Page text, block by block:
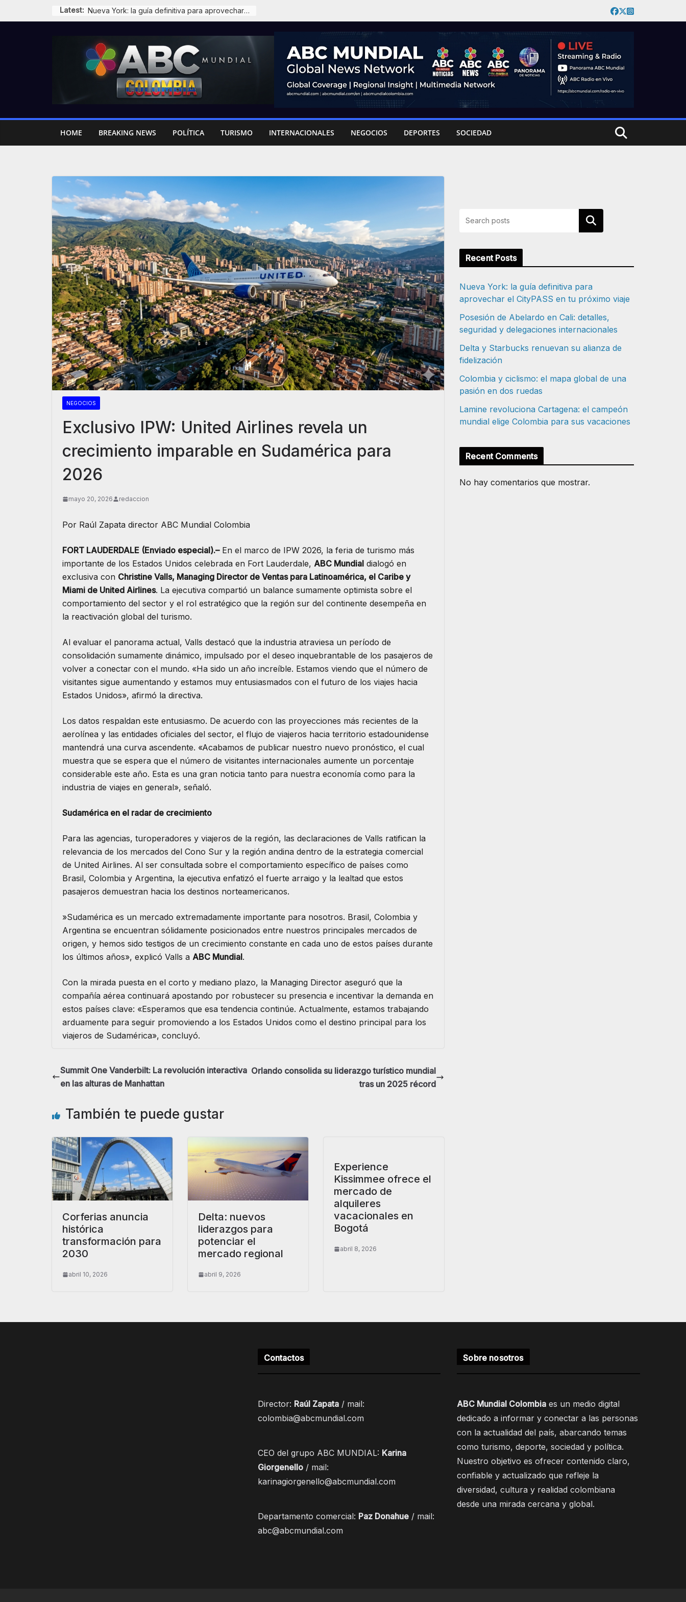
to
Latest: Posesión de Abelardo en Cali: detalles, seguridad y delegaciones internacionales
HOME BREAKING NEWS POLÍTICA TURISMO INTERNACIONALES NEGOCIOS DEPORTES SOCIEDAD
NEGOCIOS
Exclusivo IPW: United Airlines revela un
crecimiento imparable en Sudamérica para
2026
mayo 20, 2026 redaccion
Por Raúl Zapata director ABC Mundial Colombia
FORT LAUDERDALE (Enviado especial).–En el marco de IPW 2026, la feria de turismo más
importante de los Estados Unidos celebrada en Fort Lauderdale, ABC Mundial dialogó en
exclusiva con Christine Valls, Managing Director de Ventas para Latinoamérica, el Caribe y
Miami de United Airlines. La ejecutiva compartió un balance sumamente optimista sobre el
comportamiento del sector y el rol estratégico que la región sur del continente desempeña en
la reactivación global del turismo.
​Al evaluar el panorama actual, Valls destacó que la industria atraviesa un período de
consolidación sumamente dinámico, impulsado por el deseo inquebrantable de los pasajeros de
volver a conectar con el mundo. «Ha sido un año increíble. Estamos viendo que el número de
visitantes sigue aumentando y estamos muy entusiasmados con el futuro de los viajes hacia
Estados Unidos», afirmó la directiva.
​Los datos respaldan este entusiasmo. De acuerdo con las proyecciones más recientes de la
aerolínea y las entidades oficiales del sector, el flujo de viajeros hacia territorio estadounidense
mantendrá una curva ascendente. «Acabamos de publicar nuestro nuevo pronóstico, el cual
muestra que se espera que el número de visitantes internacionales aumente un porcentaje
considerable este año. Esta es una gran noticia tanto para nuestra economía como para la
industria de viajes en general», señaló.
Sudamérica en el radar de crecimiento
​Para las agencias, turoperadores y viajeros de la región, las declaraciones de Valls ratifican la
relevancia de los mercados del Cono Sur y la región andina dentro de la estrategia comercial
de United Airlines. Al ser consultada sobre el comportamiento específico de países como
Brasil, Colombia y Argentina, la ejecutiva enfatizó el fuerte arraigo y la lealtad que estos
pasajeros demuestran hacia los destinos norteamericanos.
​»Sudamérica es un mercado extremadamente importante para nosotros. Brasil, Colombia y
Argentina se encuentran sólidamente posicionados entre nuestros principales mercados de
origen, y hemos sido testigos de un crecimiento constante en cada uno de estos países durante
los últimos años», explicó Valls a ABC Mundial.
​Con la mirada puesta en el corto y mediano plazo, la Managing Director aseguró que la
compañía aérea continuará apostando por robustecer su presencia e incentivar la demanda en
estos países clave: «Esperamos que esa tendencia continúe. Actualmente, estamos trabajando
arduamente para seguir promoviendo a los Estados Unidos como el destino principal para los
viajeros de Sudamérica», concluyó.
Summit One Vanderbilt: La revolución interactiva
en las alturas de Manhattan
Orlando consolida su liderazgo turístico mundial
tras un 2025 récord
También te puede gustar
Corferias anuncia
histórica
transformación para
2030
abril 10, 2026
Delta: nuevos
liderazgos para
potenciar el
mercado regional
abril 9, 2026
Experience
Kissimmee ofrece el
mercado de
alquileres
vacacionales en
Bogotá
abril 8, 2026
Buscar
Recent Posts
Nueva York: la guía definitiva para
aprovechar el CityPASS en tu próximo viaje
Posesión de Abelardo en Cali: detalles,
seguridad y delegaciones internacionales
Delta y Starbucks renuevan su alianza de
fidelización
Colombia y ciclismo: el mapa global de una
pasión en dos ruedas
Lamine revoluciona Cartagena: el campeón
mundial elige Colombia para sus vacaciones
Recent Comments
No hay comentarios que mostrar.
Contactos
Director: Raúl Zapata/ mail:
colombia@abcmundial.com
CEO del grupo ABC MUNDIAL: Karina
Giorgenello/ mail:
karinagiorgenello@abcmundial.com
Departamento comercial: Paz Donahue/ mail:
abc@abcmundial.com
Sobre nosotros
ABC Mundial Colombia es un medio digital
dedicado a informar y conectar a las personas
con la actualidad del país, abarcando temas
como turismo, deporte, sociedad y política.
Nuestro objetivo es ofrecer contenido claro,
confiable y actualizado que refleje la
diversidad, cultura y realidad colombiana
desde una mirada cercana y global.